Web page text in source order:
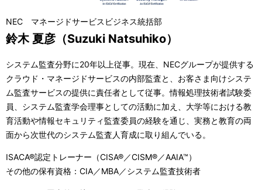
NEC マネージドサービスビジネス統括部
鈴木 夏彦（Suzuki Natsuhiko）
システム監査分野に20年以上従事。現在、NECグループが提供する
クラウド・マネージドサービスの内部監査と、お客さま向けシステ
ム監査サービスの提供に責任者として従事。情報処理技術者試験委
員、システム監査学会理事としての活動に加え、大学等における教
育活動や情報セキュリティ監査委員の経験を通じ、実務と教育の両
面から次世代のシステム監査人育成に取り組んでいる。
ISACA®認定トレーナー（CISA®／CISM®／AAIA™）
その他の保有資格：CIA／MBA／システム監査技術者